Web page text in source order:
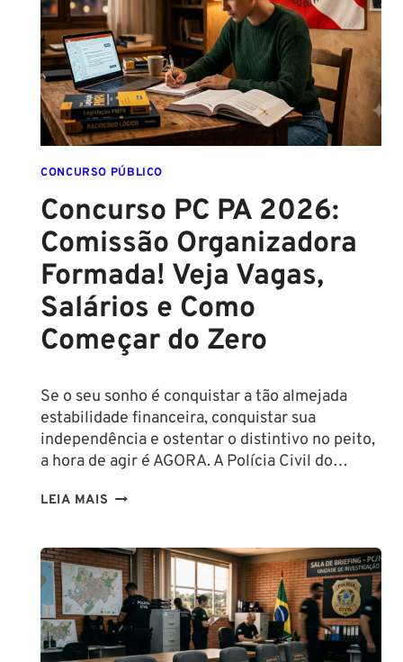
É
ASSINADO
E
EDITAL
É
IMINENTE!
SALÁRIOS
CHEGAM
R$
43
CONCURSO PÚBLICO
Concurso PC PA 2026:
Comissão Organizadora
Formada! Veja Vagas,
Salários e Como
Começar do Zero
Se o seu sonho é conquistar a tão almejada
estabilidade financeira, conquistar sua
independência e ostentar o distintivo no peito,
a hora de agir é AGORA. A Polícia Civil do…
LEIA MAIS CONCURSO
2026:
COMISSÃO
ORGANIZADORA
FORMADA!
VEJA